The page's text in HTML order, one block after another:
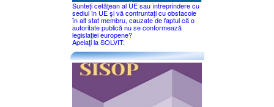
Sunteţi cetăţean al UE sau întreprindere cu
sediul în UE şi vă confruntaţi cu obstacole
în alt stat membru, cauzate de faptul că o
autoritate publică nu se conformează
legislaţiei europene?
Apelaţi la SOLVIT.